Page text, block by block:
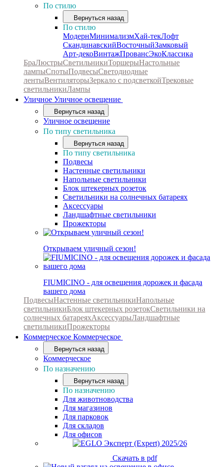
По стилю
Вернуться назад
По стилю
МодернМинимализмХай-текЛофт
СкандинавскийВосточныйЗамковый
Арт-декоВинтажПровансЭкоКлассика
БраЛюстрыСветильникиТоршерыНастольные
лампыСпотыПодвесыСветодиодные
лентыВентиляторыЗеркало с подсветкойТрековые
светильникиЛампы
Уличное Уличное освещение
Вернуться назад
Уличное освещение
По типу светильника
Вернуться назад
По типу светильника
Подвесы
Настенные светильники
Напольные светильники
Блок штекерных розеток
Светильники на солнечных батареях
Аксессуары
Ландшафтные светильники
Прожекторы
Открываем уличный сезон!
FIUMICINO - для освещения дорожек и фасада
вашего дома
ПодвесыНастенные светильникиНапольные
светильникиБлок штекерных розетокСветильники на
солнечных батареяхАксессуарыЛандшафтные
светильникиПрожекторы
Коммерческое Коммерческое
Вернуться назад
Коммерческое
По назначению
Вернуться назад
По назначению
Для животноводства
Для магазинов
Для парковок
Для складов
Для офисов
Скачать в pdf